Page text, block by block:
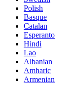
Polish
Basque
Catalan
Esperanto
Hindi
Lao
Albanian
Amharic
Armenian